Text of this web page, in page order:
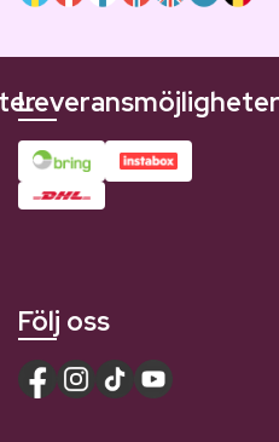
Leveransmöjligheter
Följ oss